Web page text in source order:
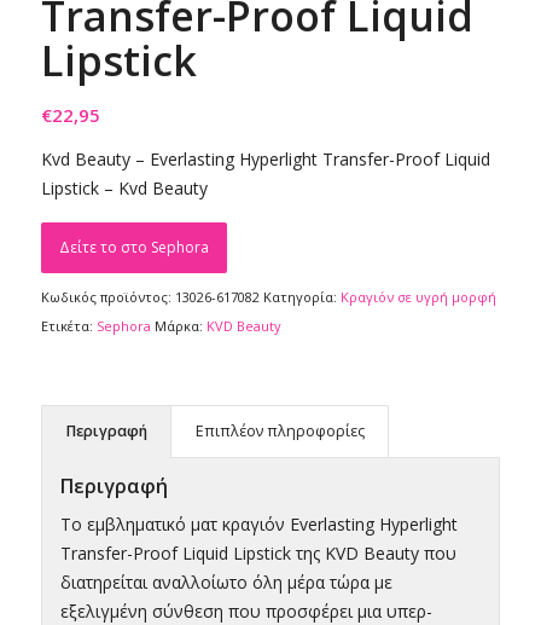
Transfer-Proof Liquid
Lipstick
€22,95
Kvd Beauty – Everlasting Hyperlight Transfer-Proof Liquid
Lipstick – Kvd Beauty
Δείτε το στο Sephora
Κωδικός προϊόντος: 13026-617082 Κατηγορία: Κραγιόν σε υγρή μορφή
Ετικέτα: Sephora Μάρκα: KVD Beauty
Περιγραφή Επιπλέον πληροφορίες
Περιγραφή
Το εμβληματικό ματ κραγιόν Everlasting Hyperlight
Transfer-Proof Liquid Lipstick της KVD Beauty που
διατηρείται αναλλοίωτο όλη μέρα τώρα με
εξελιγμένη σύνθεση που προσφέρει μια υπερ-